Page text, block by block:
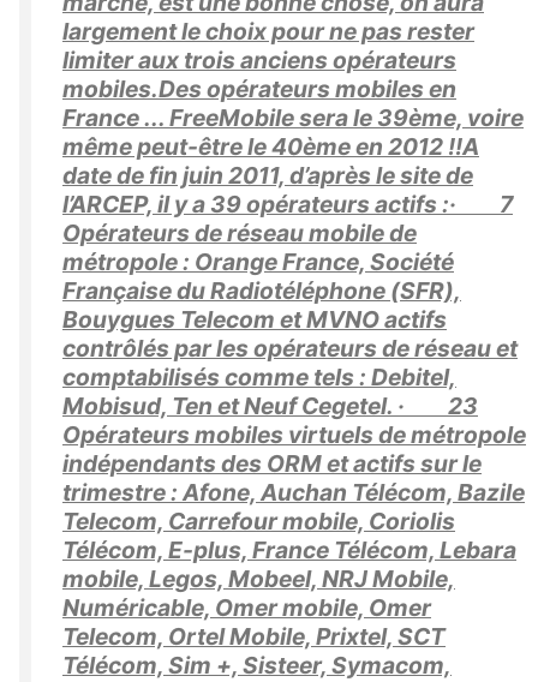
largement le choix pour ne pas rester
limiter aux trois anciens opérateurs
mobiles.Des opérateurs mobiles en
France ... FreeMobile sera le 39ème, voire
même peut-être le 40ème en 2012 !!A
date de fin juin 2011, d’après le site de
l’ARCEP, il y a 39 opérateurs actifs :· 7
Opérateurs de réseau mobile de
métropole : Orange France, Société
Française du Radiotéléphone (SFR),
Bouygues Telecom et MVNO actifs
contrôlés par les opérateurs de réseau et
comptabilisés comme tels : Debitel,
Mobisud, Ten et Neuf Cegetel. · 23
Opérateurs mobiles virtuels de métropole
indépendants des ORM et actifs sur le
trimestre : Afone, Auchan Télécom, Bazile
Telecom, Carrefour mobile, Coriolis
Télécom, E-plus, France Télécom, Lebara
mobile, Legos, Mobeel, NRJ Mobile,
Numéricable, Omer mobile, Omer
Telecom, Ortel Mobile, Prixtel, SCT
Télécom, Sim +, Sisteer, Symacom,